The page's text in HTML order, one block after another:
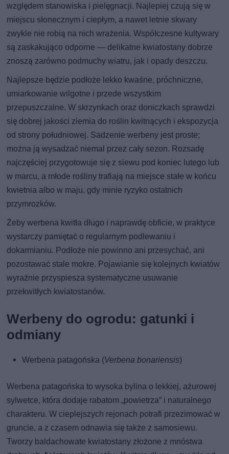
względem stanowiska i pielęgnacji. Najlepiej czują się w
miejscu słonecznym i ciepłym, a nawet letnie skwary
zwykle nie robią na nich wrażenia. Współczesne kultywary
są zaskakująco odporne — delikatne kwiatostany dobrze
znoszą zarówno podmuchy wiatru, jak i opady deszczu.
Najlepsze będzie podłoże lekko kwaśne, próchniczne,
umiarkowanie wilgotne i przede wszystkim
przepuszczalne. W skrzynkach oraz doniczkach sprawdzi
się dobrej jakości ziemia do roślin kwitnących i ekspozycja
od strony południowej. Sadzenie werbeny jest proste;
można ją wysadzać niemal przez cały sezon. Rozsadę
najczęściej przygotowuje się z siewu pod koniec lutego lub
w marcu, a młode rośliny trafiają na miejsce stałe w końcu
kwietnia albo w maju, gdy minie ryzyko ostatnich
przymrozków.
Żeby werbena kwitła długo i naprawdę obficie, w praktyce
wystarczy pamiętać o regularnym podlewaniu i
dokarmianiu. Podłoże nie powinno ani przesychać, ani
pozostawać stale mokre. Pojawianie się kolejnych kwiatów
wyraźnie przyspiesza systematyczne usuwanie
przekwitłych kwiatostanów.
Werbeny do ogrodu: gatunki i
odmiany
Werbena patagońska (Verbena bonariensis)
Werbena patagońska to wysoka bylina o lekkiej, ażurowej
sylwetce, która dodaje rabatom „powietrza” i naturalnego
charakteru. W cieplejszych rejonach potrafi przezimować w
gruncie, a z czasem odnawia się także z samosiewu.
Tworzy baldachowate kwiatostany złożone z mnóstwa